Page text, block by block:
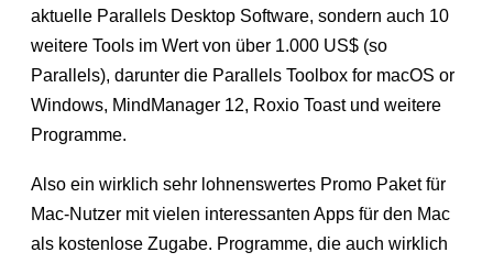
aktuelle Parallels Desktop Software, sondern auch 10
weitere Tools im Wert von über 1.000 US$ (so
Parallels), darunter die Parallels Toolbox for macOS or
Windows, MindManager 12, Roxio Toast und weitere
Programme.
Also ein wirklich sehr lohnenswertes Promo Paket für
Mac-Nutzer mit vielen interessanten Apps für den Mac
als kostenlose Zugabe. Programme, die auch wirklich